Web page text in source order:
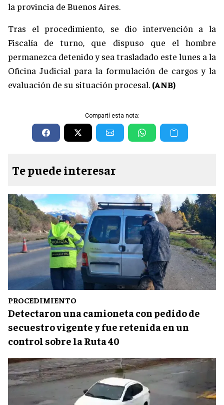
la provincia de Buenos Aires.
Tras el procedimiento, se dio intervención a la
Fiscalía de turno, que dispuso que el hombre
permanezca detenido y sea trasladado este lunes a la
Oficina Judicial para la formulación de cargos y la
evaluación de su situación procesal. (ANB)
Compartí esta nota:
Te puede interesar
PROCEDIMIENTO
Detectaron una camioneta con pedido de
secuestro vigente y fue retenida en un
control sobre la Ruta 40